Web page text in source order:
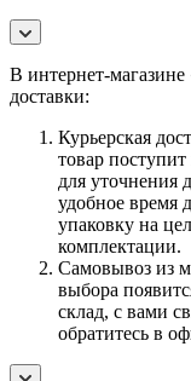
В интернет-
доставки:
Курьерская
товар поступит
для уточнения
удобное время
упаковку на
комплектации.
Самовывоз из
выбора
склад, с вами
обратитесь в